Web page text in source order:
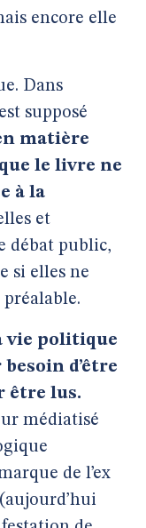
encore elle
Dans
supposé
matière
le livre ne
à la
et
débat public,
si elles ne
vie politique
d’être
être lus.
médiatisé
de l’ex